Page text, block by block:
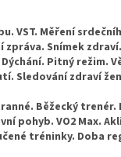
VST. Měření
zpráva. Snímek
Pitný režim.
Sledování zdraví
Běžecký trenér.
pohyb. VO2 Max.
tréninky. Doba